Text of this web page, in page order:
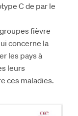
C de par le
fièvre
concerne la
les pays à
leurs
ces maladies.